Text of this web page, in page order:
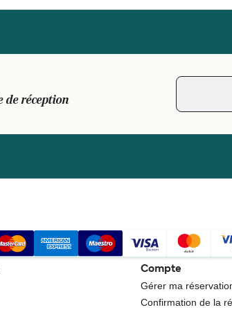
de réception
Compte
Gérer ma
Confirmation de la